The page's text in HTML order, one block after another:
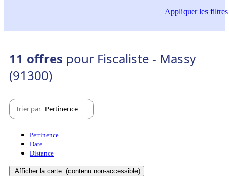
Appliquerles filtres
11 offres pour Fiscaliste - Massy
(91300)
Trier par Pertinence
Pertinence
Date
Distance
Afficher la carte (contenu non-accessible)